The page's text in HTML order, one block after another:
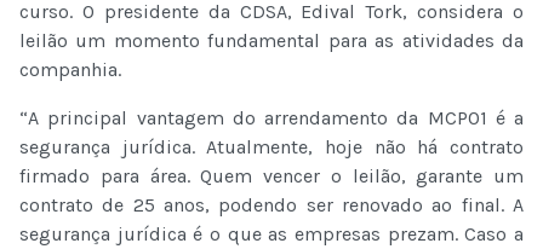
curso. O presidente da CDSA, Edival Tork, considera o
leilão um momento fundamental para as atividades da
companhia.
“A principal vantagem do arrendamento da MCP01 é a
segurança jurídica. Atualmente, hoje não há contrato
firmado para área. Quem vencer o leilão, garante um
contrato de 25 anos, podendo ser renovado ao final. A
segurança jurídica é o que as empresas prezam. Caso a